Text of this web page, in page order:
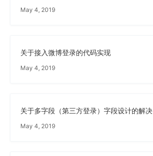
May 4, 2019
关于接入微博登录的代码实现
May 4, 2019
关于多字段（第三方登录）字段设计的解决
May 4, 2019